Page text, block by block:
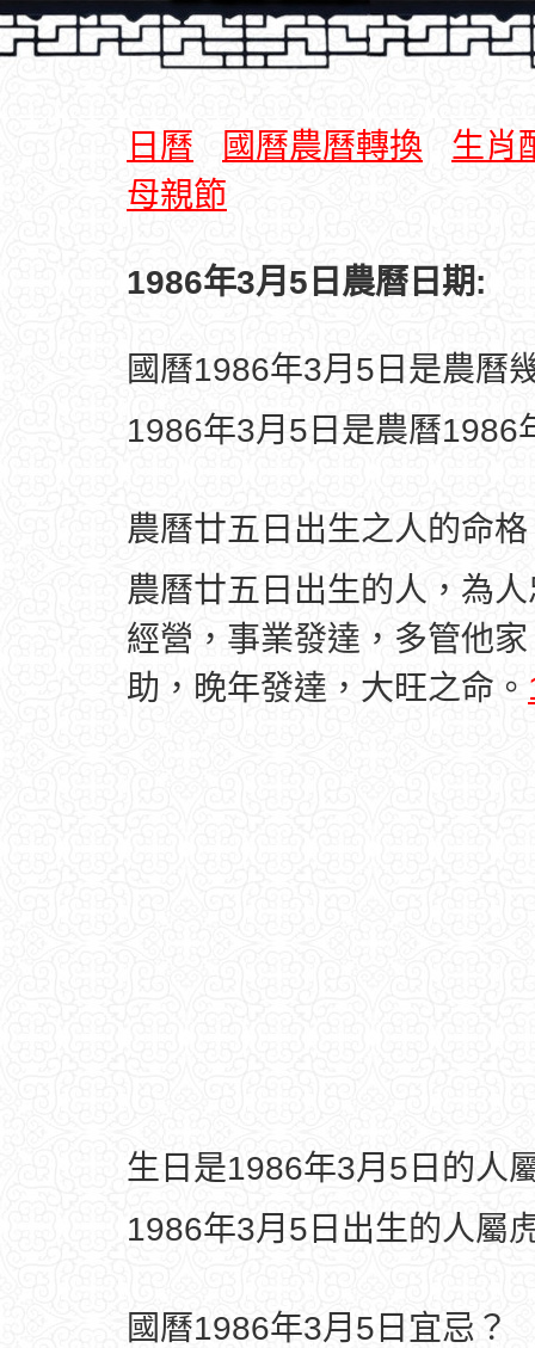
日曆 國曆農曆轉換
生肖
母親節
1986年3月5日農曆日期:
國曆1986年3月5日是農曆
1986年3月5日是農曆1986
農曆廿五日出生之人的命
農曆廿五日出生的人，為
經營，事業發達，多管他
助，晚年發達，大旺之命。
生日是1986年3月5日的人
1986年3月5日出生的人屬
國曆1986年3月5日宜忌？